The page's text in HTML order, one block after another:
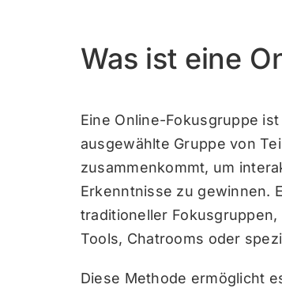
Was ist eine
Eine Online-Fokusgruppe
ausgewählte Gruppe von
zusammenkommt, um
Erkenntnisse zu gewinnen.
traditioneller
Tools, Chatrooms oder
Diese Methode ermöglicht